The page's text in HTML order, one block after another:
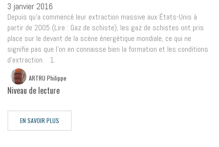
3 janvier 2016
Depuis qu’a commencé leur extraction massive aux États-Unis à
partir de 2005 (Lire : Gaz de schiste), les gaz de schistes ont pris
place sur le devant de la scène énergétique mondiale, ce qui ne
signifie pas que l’on en connaisse bien la formation et les conditions
d’extraction. 1.
ARTRU Philippe
Niveau de lecture
EN SAVOIR PLUS